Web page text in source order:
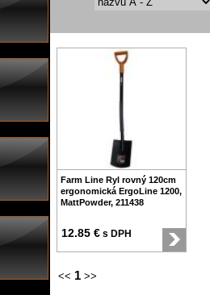
Farm Line Ryl rovný 120cm
ergonomická ErgoLine 1200,
MattPowder, 211438
12.85 € s DPH
<< 1 >>